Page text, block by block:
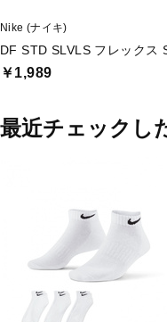
Nike (ナイキ)
DF STD SLVLS フレックス
￥1,989
最近チェックし